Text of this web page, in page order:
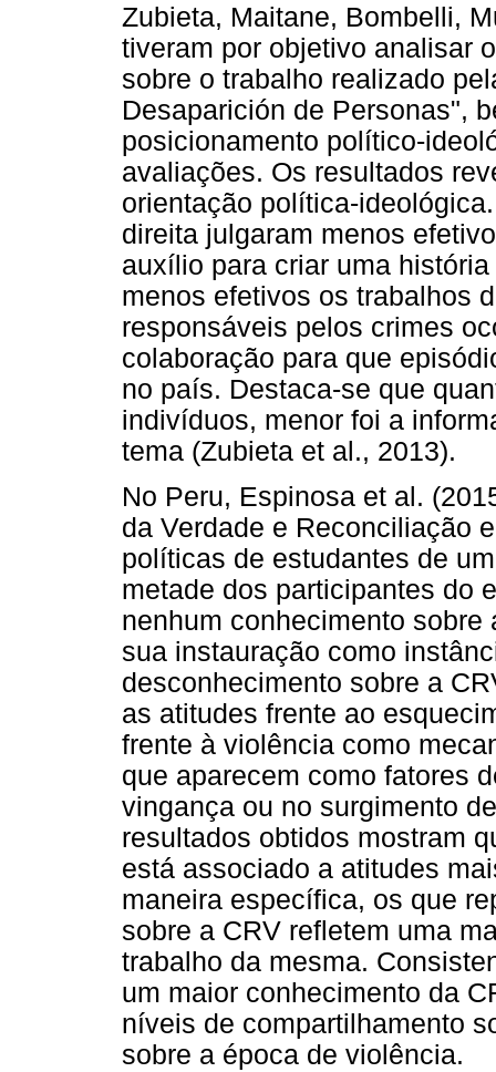
Zubieta, Maitane, Bombelli,
tiveram por objetivo analisar
sobre o trabalho realizado
Desaparición de Personas",
posicionamento político-
avaliações. Os resultados
orientação política-
direita julgaram menos
auxílio para criar uma
menos efetivos os trabalhos
responsáveis pelos crimes
colaboração para que
no país. Destaca-se que
indivíduos, menor foi a
tema (Zubieta et al., 2013).
No Peru, Espinosa et al.
da Verdade e Reconciliação
políticas de estudantes de
metade dos participantes do
nenhum conhecimento
sua instauração como
desconhecimento sobre a
as atitudes frente ao
frente à violência como
que aparecem como fatores
vingança ou no surgimento
resultados obtidos mostram
está associado a atitudes
maneira específica, os que
sobre a CRV refletem uma
trabalho da mesma.
um maior conhecimento da
níveis de compartilhamento
sobre a época de violência.